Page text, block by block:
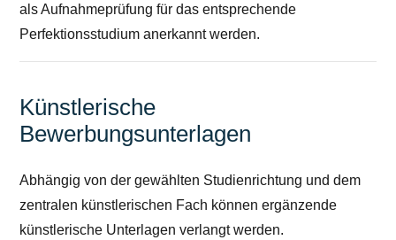
als Aufnahmeprüfung für das entsprechende
Perfektionsstudium anerkannt werden.
Künstlerische
Bewerbungsunterlagen
Abhängig von der gewählten Studienrichtung und dem
zentralen künstlerischen Fach können ergänzende
künstlerische Unterlagen verlangt werden.